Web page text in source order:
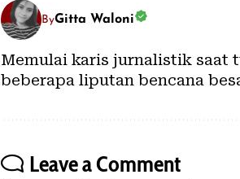
ByGitta Waloni
Memulai karis jurnalistik saat
beberapa liputan bencana
Leave a Comment